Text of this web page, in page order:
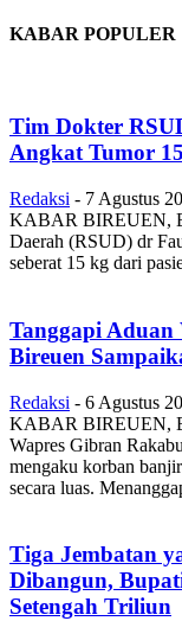
KABAR POPULER
Tim Dokter
Angkat Tumor
Redaksi - 7 Agustus
KABAR BIREUEN,
Daerah (RSUD) dr
seberat 15 kg dari
Tanggapi Aduan
Bireuen
Redaksi - 6 Agustus
KABAR BIREUEN,
Wapres Gibran
mengaku korban
secara luas.
Tiga Jembatan
Dibangun,
Setengah Triliun